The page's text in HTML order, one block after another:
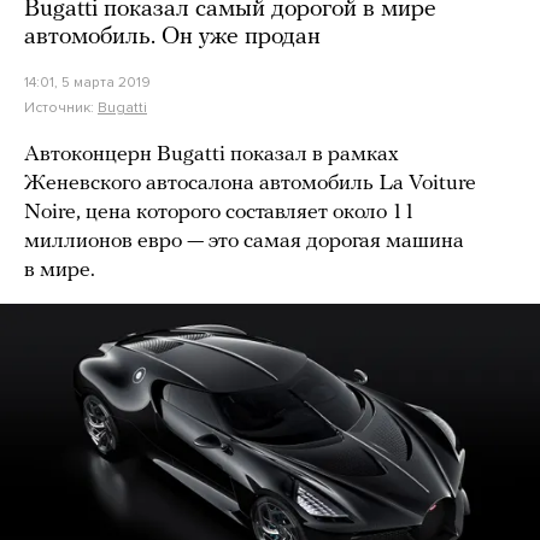
Bugatti показал самый дорогой в мире
автомобиль. Он уже продан
14:01, 5 марта 2019
Источник: Bugatti
Автоконцерн Bugatti показал в рамках
Женевского автосалона автомобиль La Voiture
Noire, цена которого составляет около 11
миллионов евро — это самая дорогая машина
в мире.